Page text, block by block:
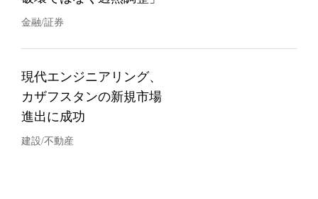
金融/証券
現代エンジニアリング、
カザフスタンの新規市場
進出に成功
建設/不動産